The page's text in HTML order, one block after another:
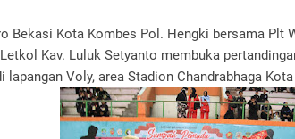
Bekasi Kota Kombes Pol. Hengki bersama Plt
Kav. Luluk Setyanto membuka
lapangan Voly, area Stadion Chandrabhaga